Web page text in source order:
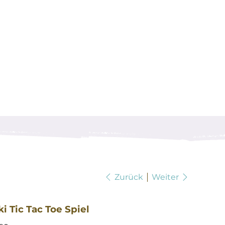
Zurück Weiter
Tic Tac Toe Spiel